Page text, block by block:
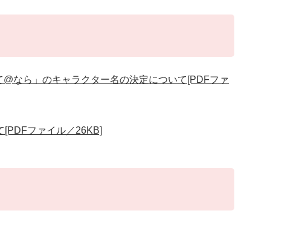
なら」のキャラクター名の決定について[PDFファ
[PDFファイル／26KB]